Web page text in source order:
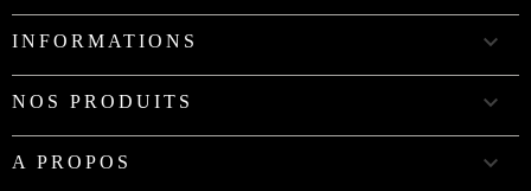
INFORMATIONS 
NOS PRODUITS 
A PROPOS 